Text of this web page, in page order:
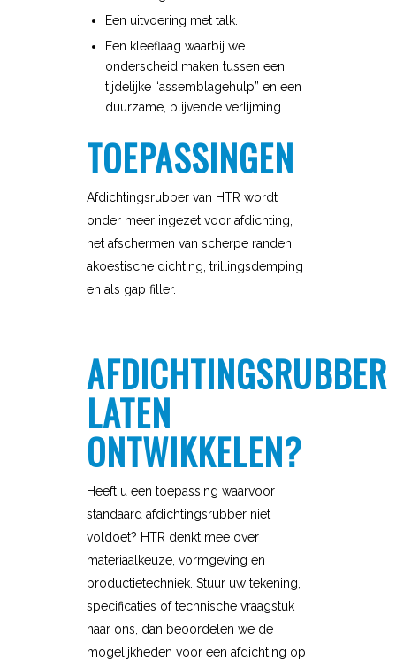
Een uitvoering met talk.
Een kleeflaag waarbij we
onderscheid maken tussen een
tijdelijke “assemblagehulp” en een
duurzame, blijvende verlijming.
TOEPASSINGEN
Afdichtingsrubber van HTR wordt
onder meer ingezet voor afdichting,
het afschermen van scherpe randen,
akoestische dichting, trillingsdemping
en als gap filler.
AFDICHTINGSRUBBER
LATEN
ONTWIKKELEN?
Heeft u een toepassing waarvoor
standaard afdichtingsrubber niet
voldoet? HTR denkt mee over
materiaalkeuze, vormgeving en
productietechniek. Stuur uw tekening,
specificaties of technische vraagstuk
naar ons, dan beoordelen we de
mogelijkheden voor een afdichting op